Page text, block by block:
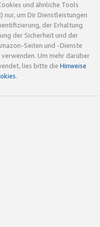
und ähnliche Tools
nur, um Dir Dienstleistungen
der Erhaltung
der Sicherheit und der
Seiten und -Dienste
Um mehr darüber
lies bitte die Hinweise
.